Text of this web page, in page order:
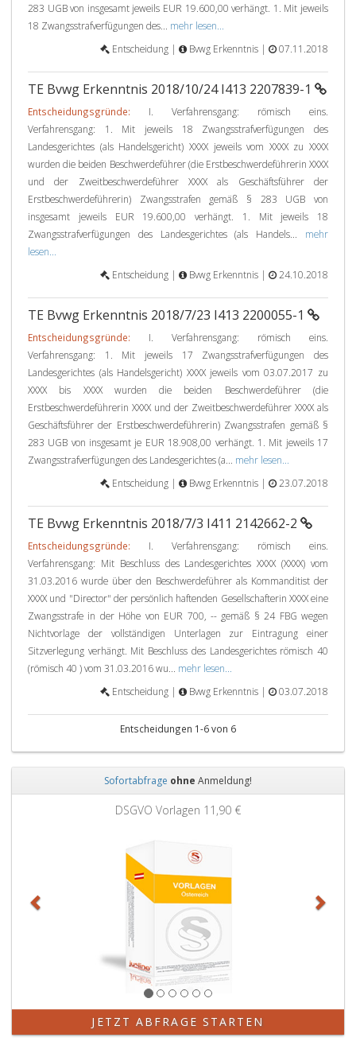
283 UGB von insgesamt jeweils EUR 19.600,00 verhängt. 1. Mit jeweils
18 Zwangsstrafverfügungen des... mehr lesen...
Entscheidung |
Bvwg Erkenntnis | 07.11.2018
TE Bvwg Erkenntnis 2018/10/24 I413 2207839-1
Entscheidungsgründe: I. Verfahrensgang: römisch eins.
Verfahrensgang: 1. Mit jeweils 18 Zwangsstrafverfügungen des
Landesgerichtes (als Handelsgericht) XXXX jeweils vom XXXX zu XXXX
wurden die beiden Beschwerdeführer (die Erstbeschwerdeführerin XXXX
und der Zweitbeschwerdeführer XXXX als Geschäftsführer der
Erstbeschwerdeführerin) Zwangsstrafen gemäß § 283 UGB von
insgesamt jeweils EUR 19.600,00 verhängt. 1. Mit jeweils 18
Zwangsstrafverfügungen des Landesgerichtes (als Handels... mehr
lesen...
Entscheidung |
Bvwg Erkenntnis | 24.10.2018
TE Bvwg Erkenntnis 2018/7/23 I413 2200055-1
Entscheidungsgründe: I. Verfahrensgang: römisch eins.
Verfahrensgang: 1. Mit jeweils 17 Zwangsstrafverfügungen des
Landesgerichtes (als Handelsgericht) XXXX jeweils vom 03.07.2017 zu
XXXX bis XXXX wurden die beiden Beschwerdeführer (die
Erstbeschwerdeführerin XXXX und der Zweitbeschwerdeführer XXXX als
Geschäftsführer der Erstbeschwerdeführerin) Zwangsstrafen gemäß §
283 UGB von insgesamt je EUR 18.908,00 verhängt. 1. Mit jeweils 17
Zwangsstrafverfügungen des Landesgerichtes (a... mehr lesen...
Entscheidung |
Bvwg Erkenntnis | 23.07.2018
TE Bvwg Erkenntnis 2018/7/3 I411 2142662-2
Entscheidungsgründe: I. Verfahrensgang: römisch eins.
Verfahrensgang: Mit Beschluss des Landesgerichtes XXXX (XXXX) vom
31.03.2016 wurde über den Beschwerdeführer als Kommanditist der
XXXX und "Director" der persönlich haftenden Gesellschafterin XXXX eine
Zwangsstrafe in der Höhe von EUR 700, -- gemäß § 24 FBG wegen
Nichtvorlage der vollständigen Unterlagen zur Eintragung einer
Sitzverlegung verhängt. Mit Beschluss des Landesgerichtes römisch 40
(römisch 40 ) vom 31.03.2016 wu... mehr lesen...
Entscheidung |
Bvwg Erkenntnis | 03.07.2018
Entscheidungen 1-6 von 6
Sofortabfrage ohne Anmeldung!
DSGVO Vorlagen 11,90 €
JETZT ABFRAGE STARTEN